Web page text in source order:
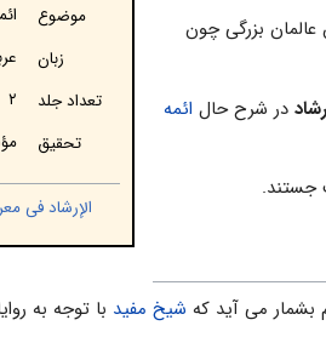
موضوع
زبان
تعداد جلد
۲
تحقیق
الإرشاد فی
عالمان بزرگی چون
در شرح حال‌ ائمه
بشمار می آید كه شیخ مفید با توجه به